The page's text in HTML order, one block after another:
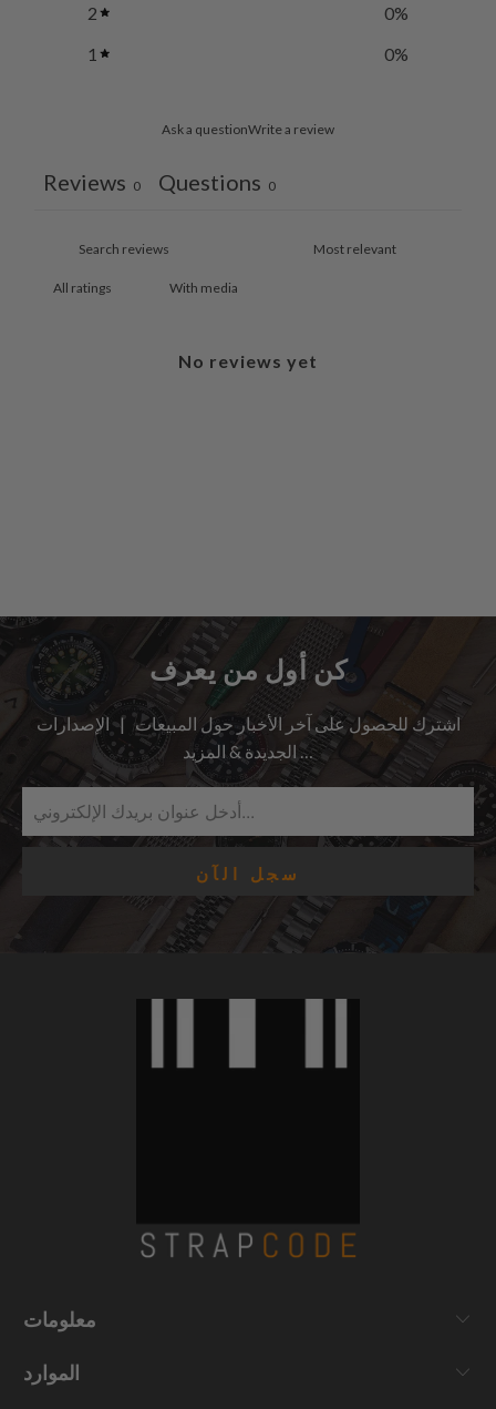
2
0%
1
0%
Ask a questionWrite a review
Reviews 0 Questions 0
With media
No reviews yet
كن أول من يعرف
اشترك للحصول على آخر الأخبار حول المبيعات | الإصدارات
الجديدة & المزيد …
معلومات
الموارد